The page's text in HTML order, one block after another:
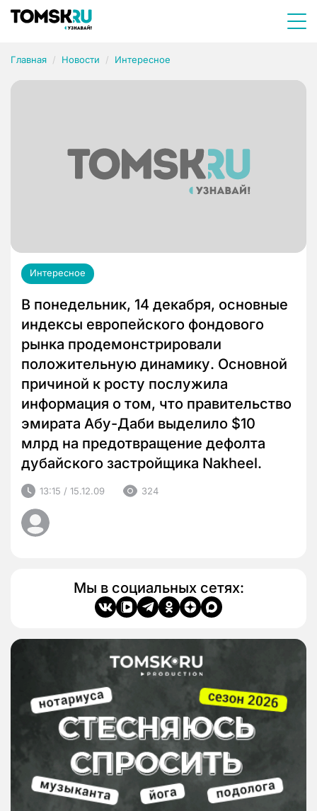
Главная Новости Интересное
Интересное
В понедельник, 14 декабря, основные
индексы европейского фондового
рынка продемонстрировали
положительную динамику. Основной
причиной к росту послужила
информация о том, что правительство
эмирата Абу-Даби выделило $10
млрд на предотвращение дефолта
дубайского застройщика Nakheel.
13:15 / 15.12.09 324
Мы в социальных сетях: